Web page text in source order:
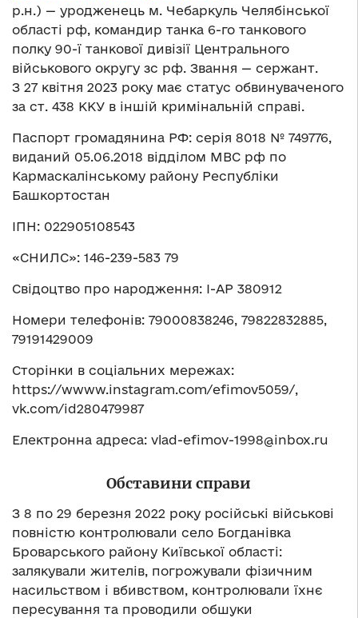
р.н.) — уродженець м. Чебаркуль Челябінської
області рф, командир танка 6-го танкового
полку 90-ї танкової дивізії Центрального
військового округу зс рф. Звання — сержант.
З 27 квітня 2023 року має статус обвинуваченого
за ст. 438 ККУ в іншій кримінальній справі.
Паспорт громадянина РФ: серія 8018 № 749776,
виданий 05.06.2018 відділом МВС рф по
Кармаскалінському району Республіки
Башкортостан
ІПН: 022905108543
«СНИЛС»: 146-239-583 79
Свідоцтво про народження: І-АР 380912
Номери телефонів: 79000838246, 79822832885,
79191429009
Сторінки в соціальних мережах:
https://wwww.instagram.com/efimov5059/,
vk.com/id280479987
Електронна адреса: vlad-efimov-1998@inbox.ru
Обставини справи
З 8 по 29 березня 2022 року російські військові
повністю контролювали село Богданівка
Броварського району Київської області:
залякували жителів, погрожували фізичним
насильством і вбивством, контролювали їхнє
пересування та проводили обшуки